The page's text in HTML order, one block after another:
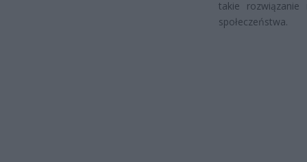
takie rozwiązanie
społeczeństwa.